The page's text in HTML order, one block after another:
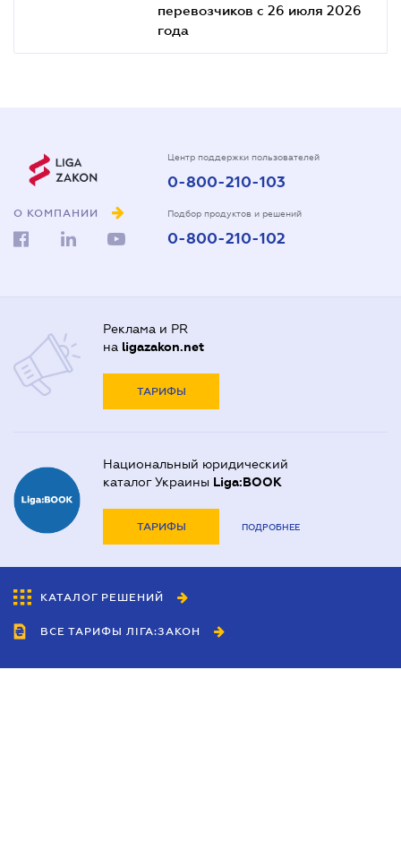
перевозчиков с 26 июля 2026
года
О КОМПАНИИ
Центр поддержки пользователей
0-800-210-103
Подбор продуктов и решений
0-800-210-102
Реклама и PR
на ligazakon.net
ТАРИФЫ
Национальный юридический
каталог Украины Liga:BOOK
ТАРИФЫ ПОДРОБНЕЕ
КАТАЛОГ РЕШЕНИЙ
ВСЕ ТАРИФЫ ЛІГА:ЗАКОН